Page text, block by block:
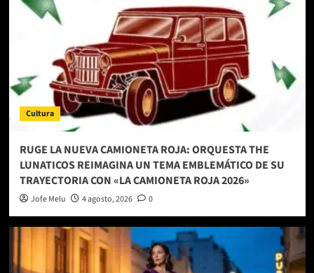
Cultura
RUGE LA NUEVA CAMIONETA ROJA: ORQUESTA THE
LUNATICOS REIMAGINA UN TEMA EMBLEMÁTICO DE SU
TRAYECTORIA CON «LA CAMIONETA ROJA 2026»
Jofe Melu 4 agosto, 2026 0